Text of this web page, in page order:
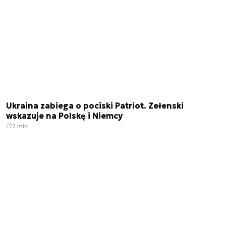
Ukraina zabiega o pociski Patriot. Zełenski
wskazuje na Polskę i Niemcy
2 min.